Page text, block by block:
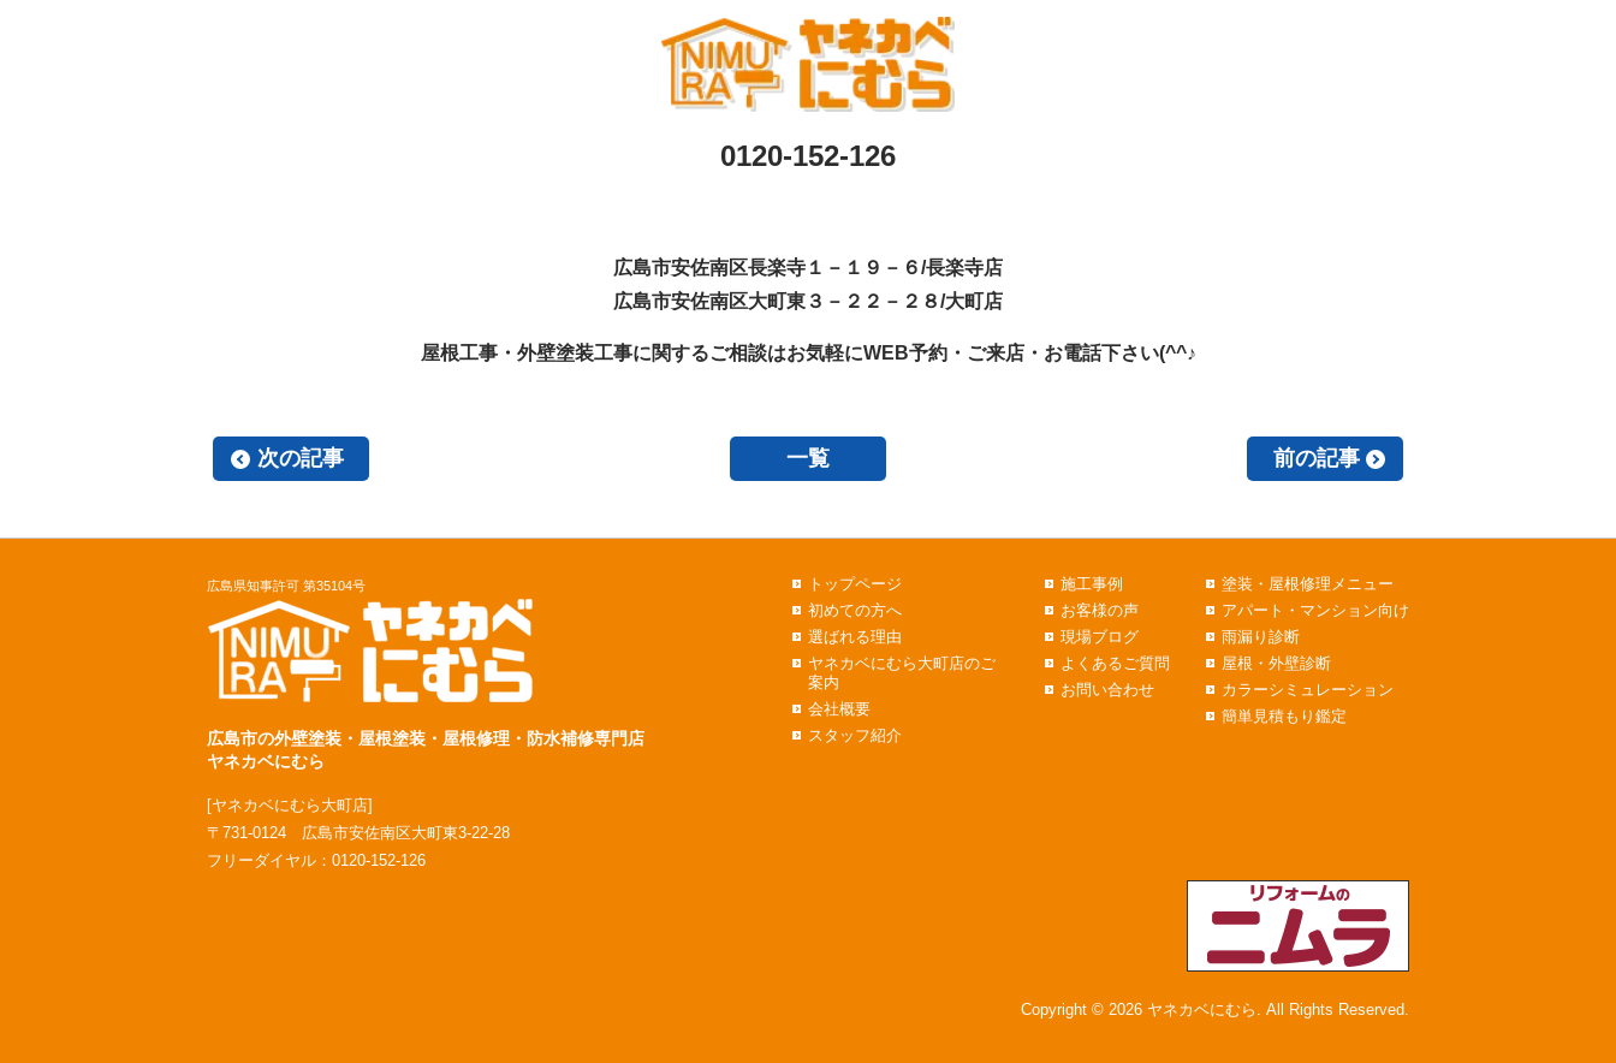
0120-152-126
広島市安佐南区長楽寺１－１９－６/長楽寺店
広島市安佐南区大町東３－２２－２８/大町店
屋根工事・外壁塗装工事に関するご相談はお気軽にWEB予約・ご来店・お電話下さい(^^♪
次の記事 一覧 前の記事
広島県知事許可 第35104号
広島市の外壁塗装・屋根塗装・屋根修理・防水補修専門店
ヤネカベにむら
[ヤネカベにむら大町店]
〒731-0124 広島市安佐南区大町東3-22-28
フリーダイヤル： 0120-152-126
トップページ
初めての方へ
選ばれる理由
ヤネカベにむら大町店のご
案内
会社概要
スタッフ紹介
施工事例
お客様の声
現場ブログ
よくあるご質問
お問い合わせ
塗装・屋根修理メニュー
アパート・マンション向け
雨漏り診断
屋根・外壁診断
カラーシミュレーション
簡単見積もり鑑定
Copyright © 2026 ヤネカベにむら. All Rights Reserved.